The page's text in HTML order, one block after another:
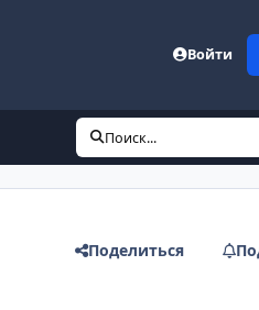
Войти
Поиск...
Поделиться